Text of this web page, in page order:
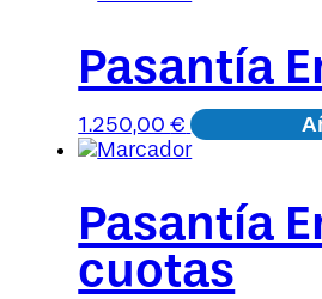
Pasantía
1.250,00€
Pasantía
cuotas